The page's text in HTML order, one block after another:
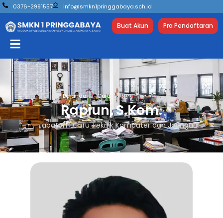
0376-2991557 info@smkn1pringgabaya.sch.id
Buat Akun Pra Pendaftaran
Beranda Guru Rapiun, S.Kom.
Rapiun, S.Kom.
Jabatan : Guru Teknik Komputer dan Jaringan